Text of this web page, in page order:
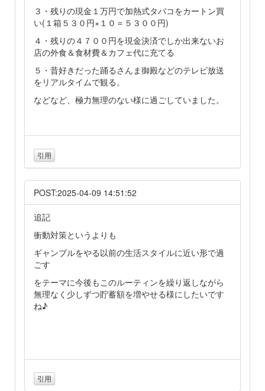
３・残りの現金１万円で加熱式タバコをカートン買
い(１箱５３０円×１０＝５３００円)
４・残りの４７００円を現金決済でしか出来ないお
店の外食＆食材費＆カフェ代に充てる
５・昔好きだった踊るさんま御殿などのテレビ放送
をリアルタイムで観る。
などなど、極力無理のない様に過ごしていました。
引用
POST:2025-04-09 14:51:52
追記
衝動対策というよりも
ギャンブルをやる以前の生活スタイルに近い形で過
ごす
をテーマに今後もこのルーティンを繰り返しながら
無理なく少しずつ貯蓄額を増やせる様にしたいです
ね♪
引用